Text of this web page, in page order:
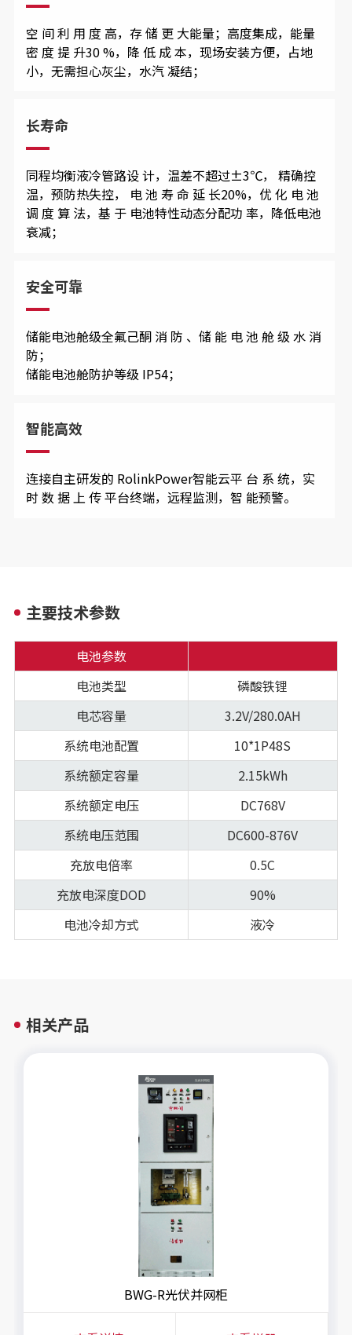
空 间 利 用 度 高，存 储 更 大能量；高度集成，能量
密 度 提 升30 %，降 低 成 本，现场安装方便，占地
小，无需担心灰尘，水汽 凝结；
长寿命
同程均衡液冷管路设 计，温差不超过±3℃， 精确控
温，预防热失控， 电 池 寿 命 延 长20%，优 化 电 池
调 度 算 法，基 于 电池特性动态分配功 率，降低电池
衰减；
安全可靠
储能电池舱级全氟己酮 消 防 、储 能 电 池 舱 级 水 消
防；
储能电池舱防护等级 IP54；
智能高效
连接自主研发的 RolinkPower智能云平 台 系 统，实
时 数 据 上 传 平台终端，远程监测，智 能预警。
主要技术参数
电池参数
电池类型
磷酸铁锂
电芯容量
3.2V/280.0AH
系统电池配置
10*1P48S
系统额定容量
2.15kWh
系统额定电压
DC768V
系统电压范围
DC600-876V
充放电倍率
0.5C
充放电深度DOD
90%
电池冷却方式
液冷
相关产品
BWG-R光伏并网柜